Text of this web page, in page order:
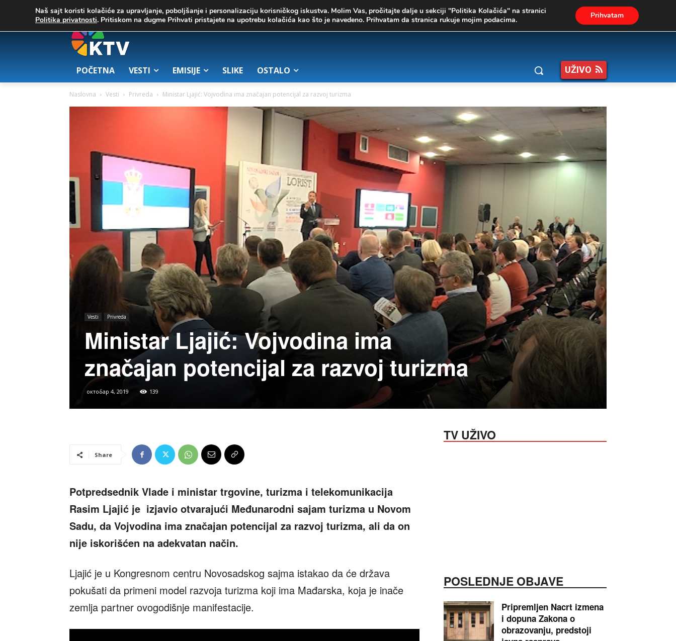
25.7 Zrenjanin 02. август 2026.
POČETNA VESTI EMISIJE SLIKE OSTALO UŽIVO
Naslovna Vesti Privreda Ministar Ljajić: Vojvodina ima značajan potencijal za razvoj turizma
Vesti Privreda
Ministar Ljajić: Vojvodina ima
značajan potencijal za razvoj turizma
октобар 4, 2019 139
Share
Potpredsednik Vlade i ministar trgovine, turizma i telekomunikacija
Rasim Ljajić je izjavio otvarajući Međunarodni sajam turizma u Novom
Sadu, da Vojvodina ima značajan potencijal za razvoj turizma, ali da on
nije iskorišćen na adekvatan način.
Ljajić je u Kongresnom centru Novosadskog sajma istakao da će država
pokušati da primeni model razvoja turizma koji ima Mađarska, koja je inače
zemlja partner ovogodišnje manifestacije.
TV UŽIVO
POSLEDNJE OBJAVE
Pripremljen Nacrt izmena
i dopuna Zakona o
obrazovanju, predstoji
Naš sajt koristi kolačiće za upravljanje, poboljšanje i personalizaciju korisničkog iskustva. Molim Vas, pročitajte dalje u sekciji "Politika Kolačića" na stranici
Politika privatnosti. Pritiskom na dugme Prihvati pristajete na upotrebu kolačića kao što je navedeno. Prihvatam da stranica rukuje mojim podacima. Prihvatam